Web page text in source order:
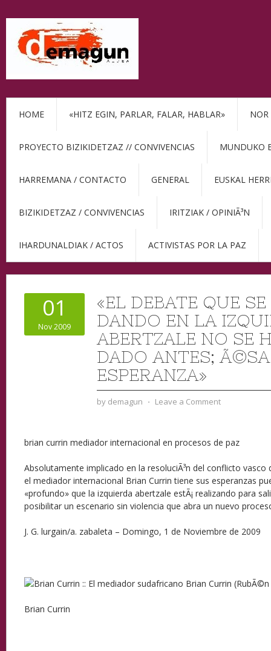
HOME «HITZ EGIN, PARLAR, FALAR, HABLAR» NOR
PROYECTO BIZIKIDETZAZ // CONVIVENCIAS MUNDUKO
HARREMANA / CONTACTO GENERAL EUSKAL
BIZIKIDETZAZ / CONVIVENCIAS IRITZIAK / OPINIÃ³N
IHARDUNALDIAK / ACTOS ACTIVISTAS POR LA PAZ
01
Nov 2009
«EL DEBATE QUE SE
DANDO EN LA
ABERTZALE NO SE
DADO ANTES;
ESPERANZA»
by demagun ⋅ Leave a Comment
brian currin mediador internacional en procesos de paz
Absolutamente implicado en la resoluciÃ³n del conflicto vasco
el mediador internacional Brian Currin tiene sus esperanzas
«profundo» que la izquierda abertzale estÃ¡ realizando para
posibilitar un escenario sin violencia que abra un nuevo
J. G. lurgain/a. zabaleta – Domingo, 1 de Noviembre de 2009
Brian Currin